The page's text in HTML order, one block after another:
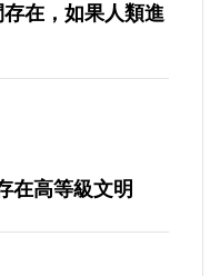
在，如果人類進
在高等級文明